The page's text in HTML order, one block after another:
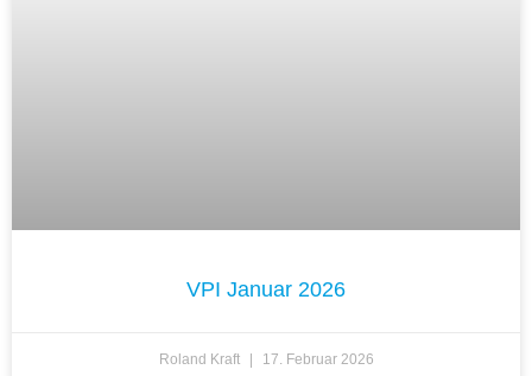
VPI Januar 2026
Roland Kraft 17. Februar 2026